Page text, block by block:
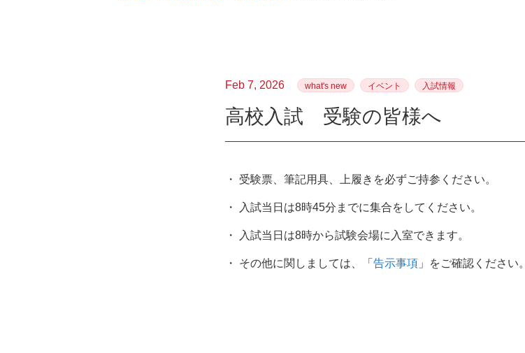
Feb 7, 2026 what's new イベント 入試情報
高校入試 受験の皆様へ
・ 受験票、筆記用具、上履きを必ずご持参ください。
・ 入試当日は8時45分までに集合をしてください。
・ 入試当日は8時から試験会場に入室できます。
・ その他に関しましては、「 告示事項 」をご確認ください。